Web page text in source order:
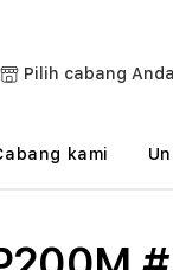
Pilih cabang Anda
kami